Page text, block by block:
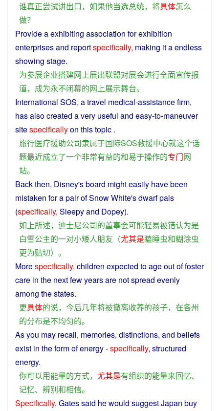
谁真正尝试讲出口， 如果他当选总统， 将具体怎么
做？
Provideaexhibiting association forexhibition
enterprisesand reportspecifically, making it a endless
showing stage.
为参展企业搭建网上展出联盟对展会进行全面宣传报
道， 成为永不闭幕的网上展示舞台。
International SOS, atravel medical-assistancefirm,
hasalsocreated avery useful and easy-to-maneuver
sitespecificallyon thistopic .
旅行医疗援助公司隶属于国际SOS救援中心就这个话
题最近成立了一个非常有益的和易于操作的专门网
站。
Backthen, Disney'sboard mighteasily havebeen
mistaken for a pair of Snow White'sdwarfpals
(specifically, Sleepyand Dopey).
如上所述， 迪士尼公司的董事会可能轻易被错认为是
白雪公主的一对小矮人朋友 （尤其是瞌睡虫和糊涂虫
更为贴切）。
Morespecifically, children expected to ageoutoffoster
care in the nextfew yearsare notspread evenly
among thestates.
更具体的说， 今后几年将被撤离收养的孩子， 在各州
的分布是不均匀的。
Asyou may recall, memories, distinctions, and beliefs
exist in theformofenergy-specifically, structured
energy.
你可以用能量的方式， 尤其是有组织的能量来回忆、
记忆、 辨别和相信。
Specifically, Gatessaid hewould suggestJapan buy